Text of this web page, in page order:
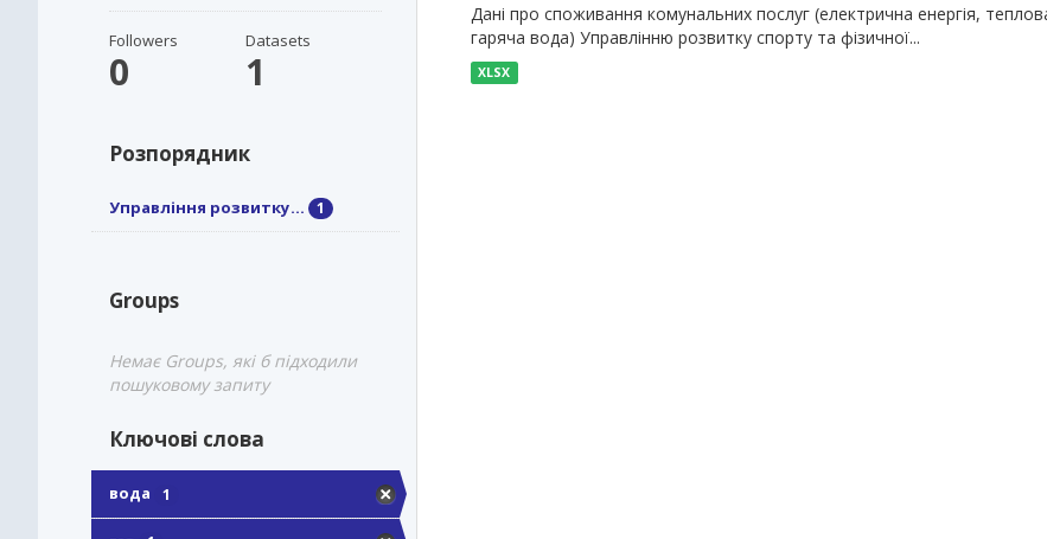
Followers
0
Datasets
1
Розпорядник
Управління розвитку... 1
Groups
Немає Groups, які б підходили
пошуковому запиту
Ключові слова
вода 1
Дані про споживання комунальних послуг (електрична енергія,
гаряча вода) Управлінню розвитку спорту та фізичної...
XLSX